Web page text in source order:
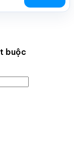
buộc